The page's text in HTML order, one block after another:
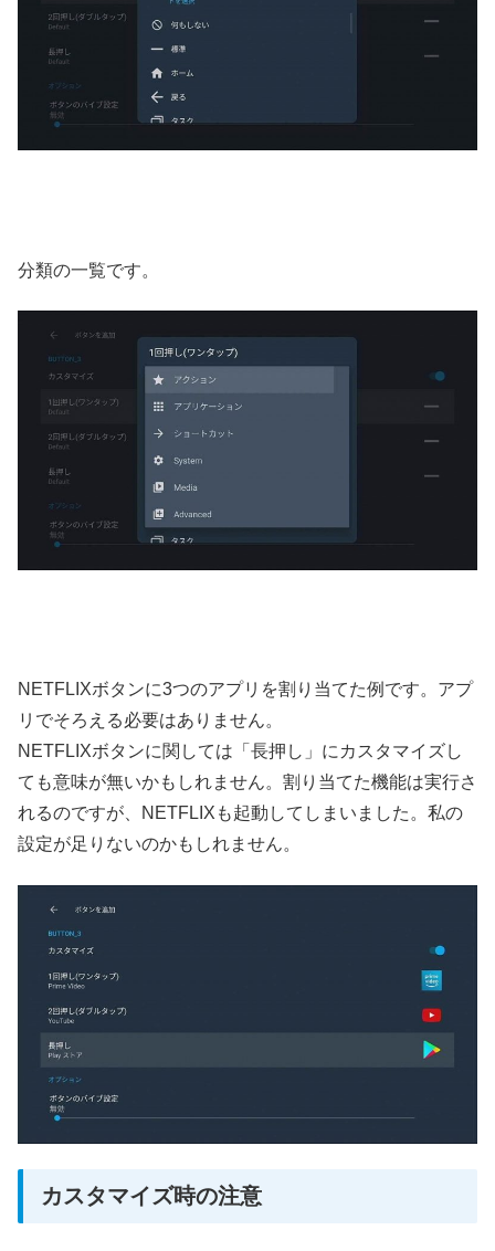
分類の一覧です。
NETFLIXボタンに3つのアプリを割り当てた例です。アプ
リでそろえる必要はありません。
NETFLIXボタンに関しては「長押し」にカスタマイズし
ても意味が無いかもしれません。割り当てた機能は実行さ
れるのですが、NETFLIXも起動してしまいました。私の
設定が足りないのかもしれません。
カスタマイズ時の注意